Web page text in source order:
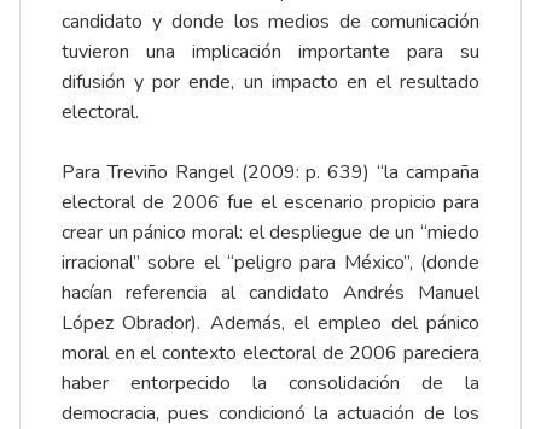
candidato y donde los medios de comunicación
tuvieron una implicación importante para su
difusión y por ende, un impacto en el resultado
electoral.
Para Treviño Rangel (2009: p. 639) “la campaña
electoral de 2006 fue el escenario propicio para
crear un pánico moral: el despliegue de un “miedo
irracional” sobre el “peligro para México”, (donde
hacían referencia al candidato Andrés Manuel
López Obrador). Además, el empleo del pánico
moral en el contexto electoral de 2006 pareciera
haber entorpecido la consolidación de la
democracia, pues condicionó la actuación de los